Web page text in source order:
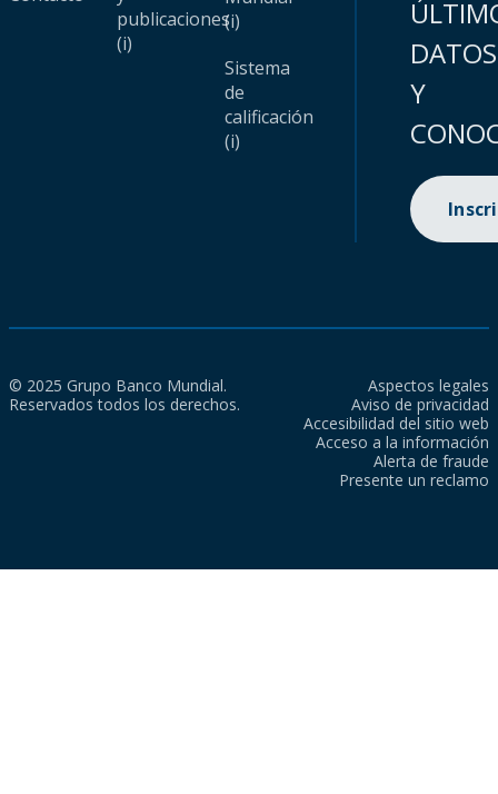
publicaciones
(i)
(i)
Sistema
de
calificación
(i)
DATOS
Y
© 2025 Grupo Banco Mundial.
Reservados todos los derechos.
Aspectos legales
Aviso de privacidad
Accesibilidad del sitio web
Acceso a la información
Alerta de fraude
Presente un reclamo